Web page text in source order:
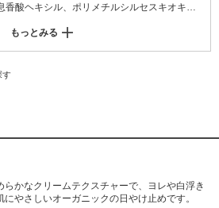
香酸ヘキシル、ポリメチルシルセスキオキサ
チルフェノール、(カプリル/カプリン酸)ヤシ
ン、DIETHYLHEXYL BUTAMIDO TRIAZON
エキス、チャ葉エキス、乳酸桿菌/パンプキ
ズ発酵エキス、サトウキビエキス、オオウキ
タネニンジン根エキス、ベニコウジ菌/コメ
マー、1,2-ヘキサンジオール、ステアロイル
レートクロスポリマー-6、エチルヘキシルグ
タンガム、トコフェロール、乳酸桿菌/コメ
もっとみる
す
かなクリームテクスチャーで、ヨレや白浮き
やさしいオーガニックの日やけ止めです。